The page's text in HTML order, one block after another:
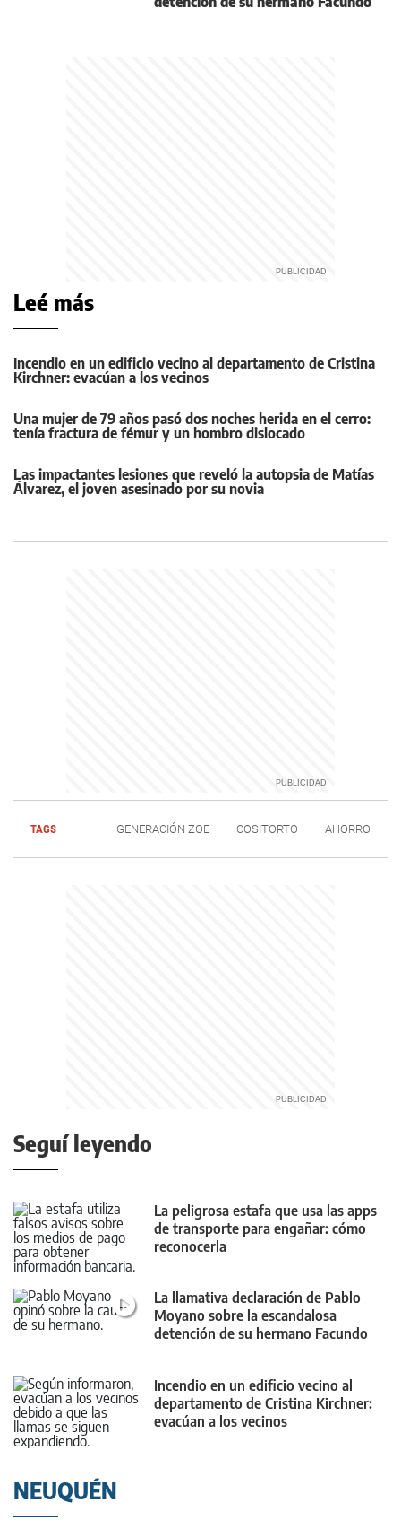
Leé más
Incendio en un edificio vecino al departamento de Cristina
Kirchner: evacúan a los vecinos
Una mujer de 79 años pasó dos noches herida en el cerro:
tenía fractura de fémur y un hombro dislocado
Las impactantes lesiones que reveló la autopsia de Matías
Álvarez, el joven asesinado por su novia
TAGS GENERACIÓN ZOE COSITORTO AHORRO
Seguí leyendo
La peligrosa estafa que usa las apps
de transporte para engañar: cómo
reconocerla
La llamativa declaración de Pablo
Moyano sobre la escandalosa
detención de su hermano Facundo
Incendio en un edificio vecino al
departamento de Cristina Kirchner:
evacúan a los vecinos
NEUQUÉN